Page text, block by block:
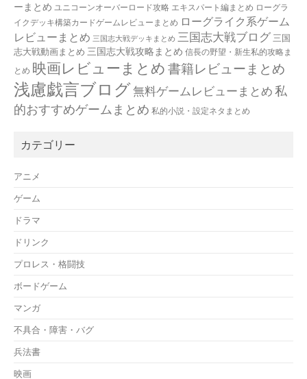
ーまとめ ユニコーンオーバーロード攻略 エキスパート編まとめ ローグラ
イクデッキ構築カードゲームレビューまとめ ローグライク系ゲーム
レビューまとめ 三国志大戦デッキまとめ 三国志大戦ブログ 三国
志大戦動画まとめ 三国志大戦攻略まとめ 信長の野望・新生私的攻略ま
とめ 映画レビューまとめ 書籍レビューまとめ
浅慮戯言ブログ無料ゲームレビューまとめ 私
的おすすめゲームまとめ 私的小説・設定ネタまとめ
カテゴリー
アニメ
ゲーム
ドラマ
ドリンク
プロレス・格闘技
ボードゲーム
マンガ
不具合・障害・バグ
兵法書
映画